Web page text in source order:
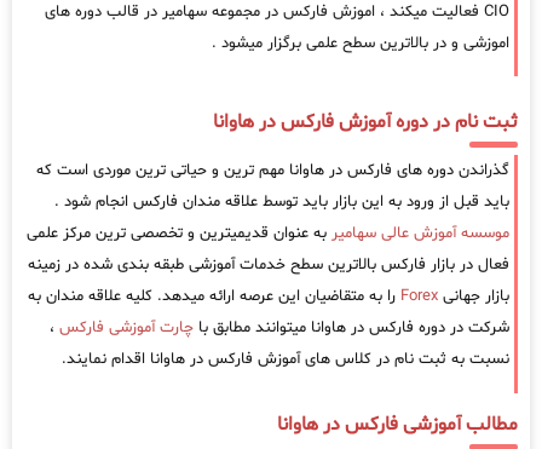
CIO فعالیت میکند ، اموزش فارکس در مجموعه سهامیر در قالب دوره های
اموزشی و در بالاترین سطح علمی برگزار میشود .
ثبت نام در دوره آموزش فارکس در هاوانا
گذراندن دوره های فارکس در هاوانا مهم ترین و حیاتی ترین موردی است که
باید قبل از ورود به این بازار باید توسط علاقه مندان فارکس انجام شود .
موسسه آموزش عالی سهامیر به عنوان قدیمیترین و تخصصی ترین مرکز علمی
فعال در بازار فارکس بالاترین سطح خدمات آموزشی طبقه بندی شده در زمینه
بازار جهانی Forex را به متقاضیان این عرصه ارائه میدهد. کلیه علاقه مندان به
شرکت در دوره فارکس در هاوانا میتوانند مطابق با چارت آموزشی فارکس ،
نسبت به ثبت نام در کلاس های آموزش فارکس در هاوانا اقدام نمایند.
مطالب آموزشی فارکس در هاوانا